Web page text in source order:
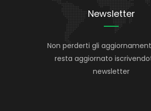
Newsletter
Non perderti gli
resta aggiornato
newsletter